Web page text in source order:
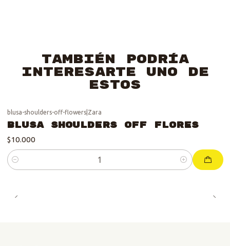
También podría
interesarte uno de
estos
blusa-shoulders-off-flowers| Zara
Blusa Shoulders Off Flores
$10.000
Cantidad